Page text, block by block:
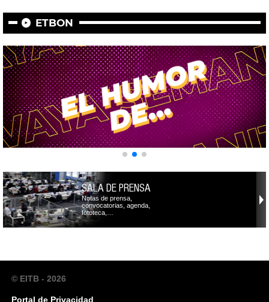
ETBON
SALA DE PRENSA
Notas de prensa,
convocatorias, agenda,
fototeca,…
© EITB - 2026
Portal de Privacidad